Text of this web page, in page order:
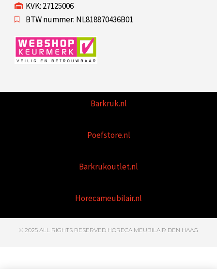
KVK: 27125006
BTW nummer: NL818870436B01
Barkruk.nl
Poefstore.nl
Barkrukoutlet.nl
Horecameubilair.nl
© 2025 ALL RIGHTS RESERVED HORECA MEUBILAIR DEN HAAG